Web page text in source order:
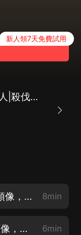
新人領7天免費試用
掌門師叔不可能是凡人|殺伐果斷|玄幻多人
0001 最強掌門系統（點雅居頭像，進主頁加官方粉絲群，催更加更福利都可以哦！） 8min
002 法術瞬間圓滿（點雅居頭像，進主頁加官方粉絲群，催更加更福利都可以哦！） 6min